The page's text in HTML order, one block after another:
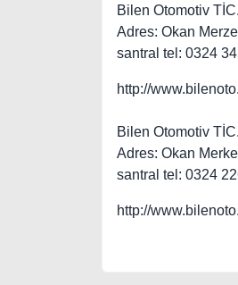
Bilen Otomotiv
Adres: Okan
santral tel: 0324
http://
Bilen Otomotiv
Adres: Okan
santral tel: 0324
http://